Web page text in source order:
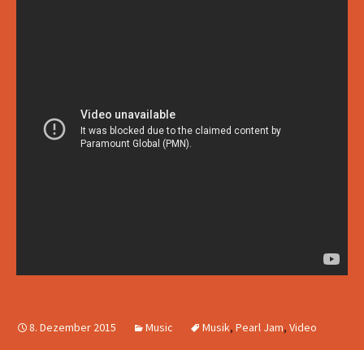
8. Dezember 2015 Music Musik, Pearl Jam, Video